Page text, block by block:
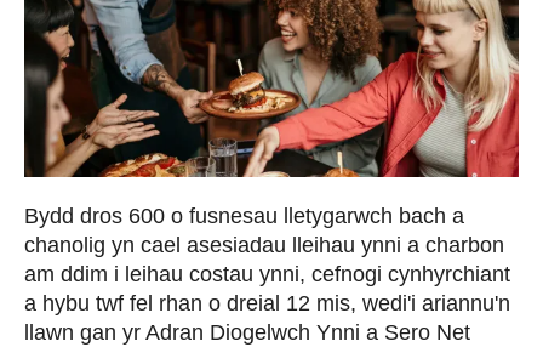
Bydd dros 600 o fusnesau lletygarwch bach a
chanolig yn cael asesiadau lleihau ynni a charbon
am ddim i leihau costau ynni, cefnogi cynhyrchiant
a hybu twf fel rhan o dreial 12 mis, wedi'i ariannu'n
llawn gan yr Adran Diogelwch Ynni a Sero Net